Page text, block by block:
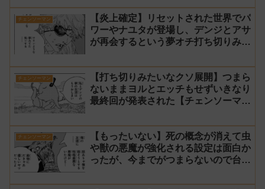
チェンソーマン
【炎上確定】リセットされた世界でパ
ワーやナユタが登場し、デンジとアサ
が再会するという夢オチ打ち切りみた
終回 感想】
チェンソーマン
【打ち切りみたいなクソ展開】つまら
ないままヨルとエッチもせずいきなり
最終回が発表された【チェンソーマン
チェンソーマン
【もったいない】死の概念が消えて虫
や獣の悪魔が強化される設定は面白か
ったが、今までがつまらないので台無